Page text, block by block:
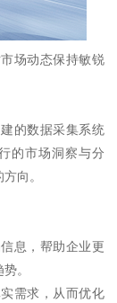
场动态保持敏锐
的数据采集系统
的市场洞察与分
向。
息，帮助企业更
。
需求，从而优化